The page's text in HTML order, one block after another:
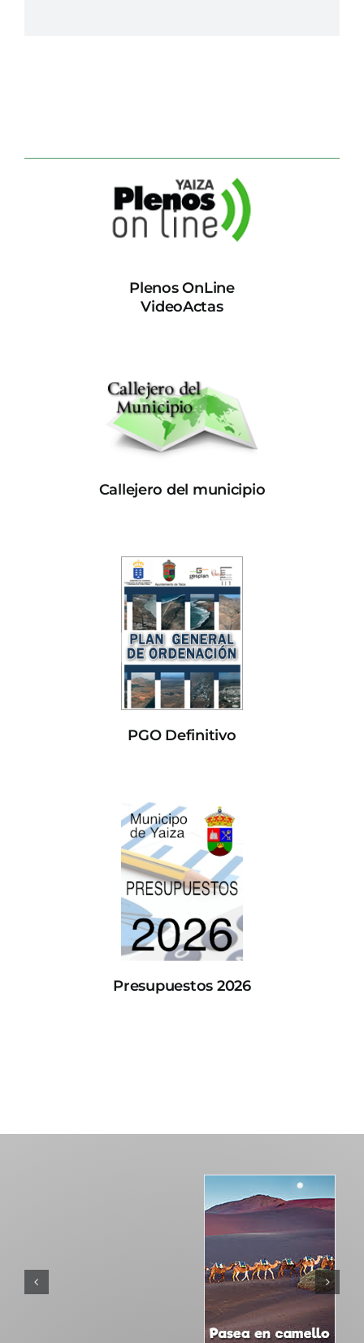
Plenos OnLine
VideoActas
Callejero del municipio
PGO Definitivo
Presupuestos 2026